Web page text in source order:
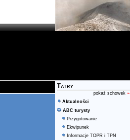
Tatry
pokaż schowek »
Aktualności
ABC turysty
Przygotowanie
Ekwipunek
Informacje TOPR i TPN